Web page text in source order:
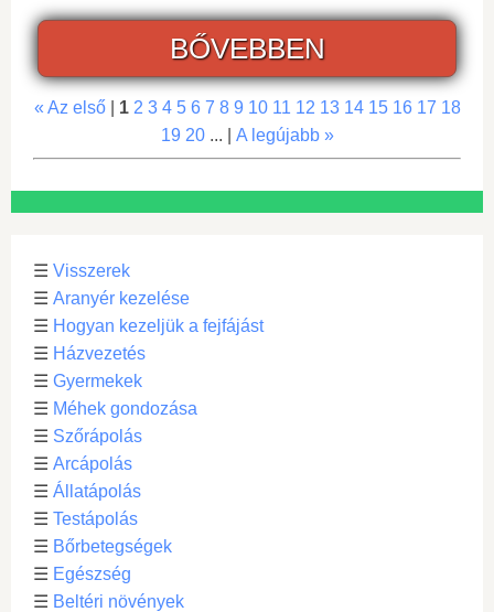
BŐVEBBEN
« Az első| 1 2 3 4 5 6 7 8 9 10 11 12 13 14 15 16 17 18
19 20... | A legújabb »
☰ Visszerek
☰ Aranyér kezelése
☰ Hogyan kezeljük a fejfájást
☰ Házvezetés
☰ Gyermekek
☰ Méhek gondozása
☰ Szőrápolás
☰ Arcápolás
☰ Állatápolás
☰ Testápolás
☰ Bőrbetegségek
☰ Egészség
☰ Beltéri növények